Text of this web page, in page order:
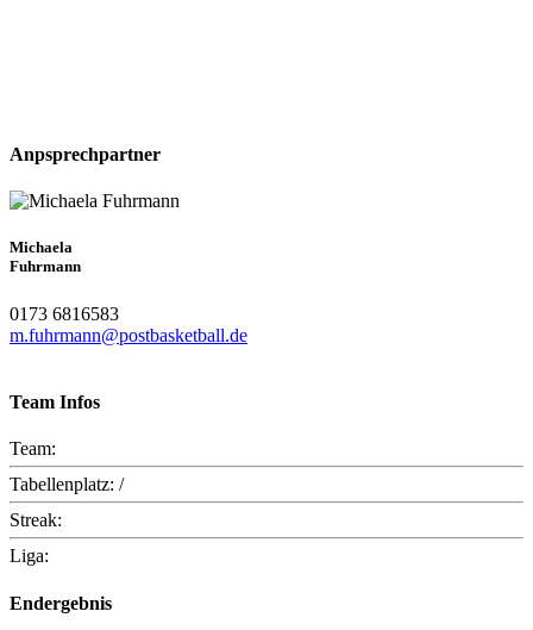
Anpsprechpartner
Michaela
Fuhrmann
0173 6816583
m.fuhrmann@postbasketball.de
Team Infos
Team:
Tabellenplatz: /
Streak:
Liga:
Endergebnis